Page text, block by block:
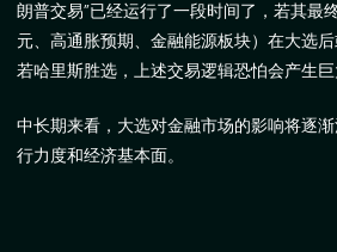
朗普交易”已经运行了一段时间了，若其最
元、高通胀预期、金融能源板块）在大选
若哈里斯胜选，上述交易逻辑恐怕会产生巨
中长期来看， 大选对金融市场的影响将逐
行力度和经济基本面。